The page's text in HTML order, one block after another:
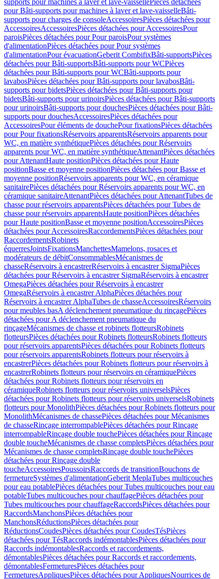
supports pour machines à laver et lave-vaissellePièces détachées
pour Bâti-supports pour machines à laver et lave-vaisselleBâti-
supports pour charges de consoleAccessoiresPièces détachées pour
AccessoiresAccessoiresPièces détachées pour AccessoiresPour
paroisPièces détachées pour Pour paroisPour systèmes
d'alimentationPièces détachées pour Pour systèmes
d'alimentationPour évacuationGeberit CombifixBâti-supportsPièces
détachées pour Bâti-supportsBâti-supports pour WCPièces
détachées pour Bâti-supports pour WCBâti-supports pour
lavabosPièces détachées pour Bâti-supports pour lavabosBâti-
supports pour bidetsPièces détachées pour Bâti-supports pour
bidetsBâti-supports pour urinoirsPièces détachées pour Bâti-supports
pour urinoirsBâti-supports pour douchesPièces détachées pour Bâti-
supports pour douchesAccessoiresPièces détachées pour
AccessoiresPour éléments de douchePour fixationsPièces détachées
pour Pour fixationsRéservoirs apparentsRéservoirs apparents pour
WC, en matière synthétiquePièces détachées pour Réservoirs
apparents pour WC, en matière synthétiqueAttenantPièces détachées
pour AttenantHaute positionPièces détachées pour Haute
positionBasse et moyenne positionPièces détachées pour Basse et
moyenne positionRéservoirs apparents pour WC, en céramique
sanitairePièces détachées pour Réservoirs apparents pour WC, en
céramique sanitaireAttenantPièces détachées pour AttenantTubes de
chasse pour réservoirs apparentsPièces détachées pour Tubes de
chasse pour réservoirs apparentsHaute positionPièces détachées
pour Haute positionBasse et moyenne positionAccessoiresPièces
détachées pour AccessoiresRaccordementsPièces détachées pour
RaccordementsRobinets
équerresJointsFixationsManchettesMamelons, rosaces et
modérateurs de débitConsommablesMécanismes de
chasseRéservoirs à encastrerRéservoirs à encastrer SigmaPièces
détachées pour Réservoirs à encastrer SigmaRéservoirs à encastrer
OmegaPièces détachées pour Réservoirs à encastrer
OmegaRéservoirs à encastrer AlphaPièces détachées pour
Réservoirs à encastrer AlphaTubes de chasseAccessoiresRéservoirs
pour meubles basA déclenchement pneumatique du rinçagePièces
détachées pour A déclenchement pneumatique du
rinçageMécanismes de chasse et robinets flotteursRobinets
flotteursPièces détachées pour Robinets flotteursRobinets flotteurs
pour réservoirs apparentsPièces détachées pour Robinets flotteurs
pour réservoirs apparentsRobinets flotteurs pour réservoirs à
encastrerPièces détachées pour Robinets flotteurs pour réservoirs à
encastrerRobinets flotteurs pour réservoirs en céramiquePièces
détachées pour Robinets flotteurs pour réservoirs en
céramiqueRobinets flotteurs pour réservoirs universelsPièces
détachées pour Robinets flotteurs pour réservoirs universelsRobinets
flotteurs pour MonolithPièces détachées pour Robinets flotteurs pour
MonolithMécanismes de chassePièces détachées pour Mécanismes
de chasseRinçage interrompablePièces détachées pour Rinçage
interrompableRinçage double touchePièces détachées pour Rinçage
double toucheMécanismes de chasse completsPièces détachées pour
Mécanismes de chasse completsRinçage double touchePièces
détachées pour Rinçage double
toucheAccessoiresPoussoirsRaccords de transitionBouchons de
fermetureSystèmes d'alimentationGeberit MeplaTubes multicouches
pour eau potablePièces détachées pour Tubes multicouches pour eau
potableTubes multicouches pour chauffagePièces détachées pour
Tubes multicouches pour chauffageRaccordsPièces détachées pour
RaccordsManchonsPièces détachées pour
ManchonsRéductionsPièces détachées pour
RéductionsCoudesPièces détachées pour CoudesTésPièces
détachées pour TésRaccords indémontablesPièces détachées pour
Raccords indémontablesRaccords et raccordements,
démontablesPièces détachées pour Raccords et raccordements,
démontablesFermeturesPièces détachées pour
FermeturesAppliquesPièces détachées pour AppliquesNourrices de